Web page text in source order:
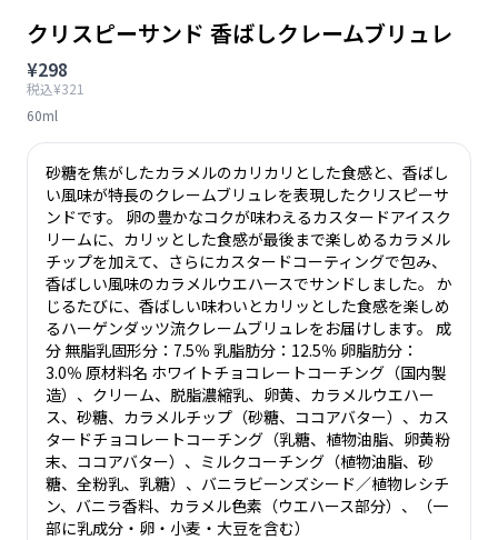
クリスピーサンド 香ばしクレームブリュレ
¥298
税込¥321
60ml
砂糖を焦がしたカラメルのカリカリとした食感と、香ばし
い風味が特長のクレームブリュレを表現したクリスピーサ
ンドです。 卵の豊かなコクが味わえるカスタードアイスク
リームに、カリッとした食感が最後まで楽しめるカラメル
チップを加えて、さらにカスタードコーティングで包み、
香ばしい風味のカラメルウエハースでサンドしました。 か
じるたびに、香ばしい味わいとカリッとした食感を楽しめ
るハーゲンダッツ流クレームブリュレをお届けします。 成
分 無脂乳固形分：7.5％ 乳脂肪分：12.5％ 卵脂肪分：
3.0％ 原材料名 ホワイトチョコレートコーチング（国内製
造）、クリーム、脱脂濃縮乳、卵黄、カラメルウエハー
ス、砂糖、カラメルチップ（砂糖、ココアバター）、カス
タードチョコレートコーチング（乳糖、植物油脂、卵黄粉
末、ココアバター）、ミルクコーチング（植物油脂、砂
糖、全粉乳、乳糖）、バニラビーンズシード／植物レシチ
ン、バニラ香料、カラメル色素（ウエハース部分）、（一
部に乳成分・卵・小麦・大豆を含む）